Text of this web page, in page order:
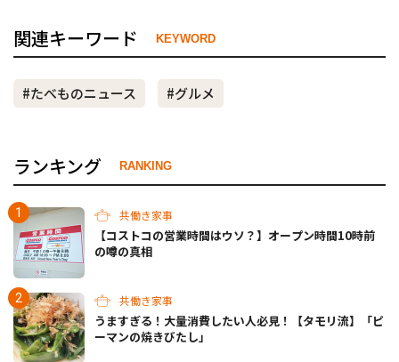
関連キーワード KEYWORD
#たべものニュース #グルメ
ランキング RANKING
共働き家事
【コストコの営業時間はウソ？】オープン時間10時前
の噂の真相
共働き家事
うますぎる！大量消費したい人必見！【タモリ流】「ピ
ーマンの焼きびたし」